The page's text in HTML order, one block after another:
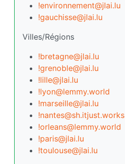
!environnement@jlai.lu
!gauchisse@jlai.lu
Villes/Régions
!bretagne@jlai.lu
!grenoble@jlai.lu
!lille@jlai.lu
!lyon@lemmy.world
!marseille@jlai.lu
!nantes@sh.itjust.works
!orleans@lemmy.world
!paris@jlai.lu
!toulouse@jlai.lu